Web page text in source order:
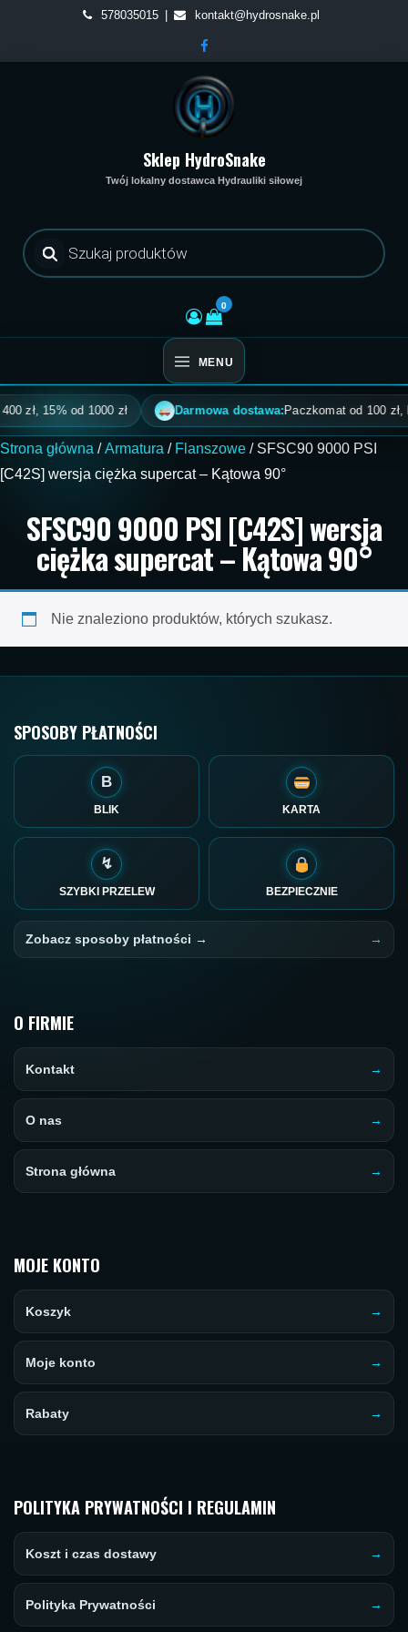
content
578035015 kontakt@hydrosnake.pl
Sklep HydroSnake
Twój lokalny dostawca Hydrauliki siłowej
Wyszukiwarka
produktów
0
MENU
zł, 15% od 1000 zł Darmowa dostawa:Paczkomat od 100 zł,
Strona główna /Armatura / Flanszowe / SFSC90 9000 PSI
[C42S] wersja ciężka supercat – Kątowa 90°
SFSC90 9000 PSI [C42S] wersja
ciężka supercat – Kątowa 90°
Nie znaleziono produktów, których szukasz.
SPOSOBY PŁATNOŚCI
B
BLIK KARTA
↯
SZYBKI PRZELEW BEZPIECZNIE
Zobacz sposoby płatności →
O FIRMIE
Kontakt
O nas
Strona główna
MOJE KONTO
Koszyk
Moje konto
Rabaty
POLITYKA PRYWATNOŚCI I REGULAMIN
Koszt i czas dostawy
Polityka Prywatności